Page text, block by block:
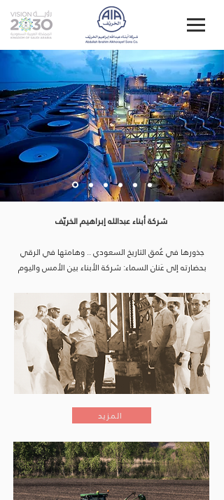
شركة أبناء عبدالله إبراهيم الخريّف
جذورها في عُمق التاريخ السعودي .. وهامتها في الرقي
بحضارته إلى عَنان السماء: شركة الأبناء بين الأمس واليوم
المزيد